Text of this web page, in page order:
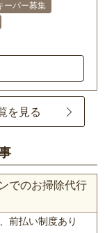
ーパー募集
を見る
でのお掃除代行
前払い制度あり